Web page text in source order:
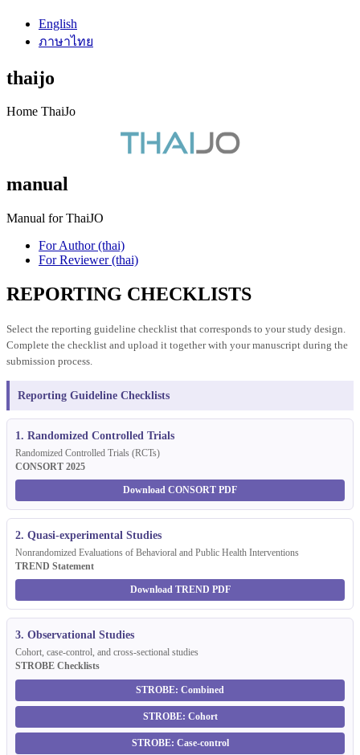
English
ภาษาไทย
thaijo
Home ThaiJo
manual
Manual for ThaiJO
For Author (thai)
For Reviewer (thai)
REPORTING CHECKLISTS
Select the reporting guideline checklist that corresponds to your study design.
Complete the checklist and upload it together with your manuscript during the
submission process.
Reporting Guideline Checklists
1. Randomized Controlled Trials
Randomized Controlled Trials (RCTs)
CONSORT 2025
Download CONSORT PDF
2. Quasi-experimental Studies
Nonrandomized Evaluations of Behavioral and Public Health Interventions
TREND Statement
Download TREND PDF
3. Observational Studies
Cohort, case-control, and cross-sectional studies
STROBE Checklists
STROBE: Combined
STROBE: Cohort
STROBE: Case-control